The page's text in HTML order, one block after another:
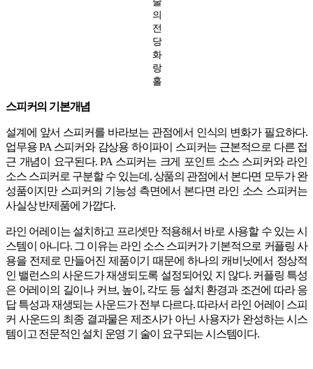
의
전
당
화
랑
홀
스피커의 기본개념
설계에 앞서 스피커를 바라보는 관점에서 인식의 변화가 필요하다.
업무용 PA 스피커와 감상용 하이파이 스피커는 근본적으로 다른 접
근 개념이 요구된다. PA 스피커는 크게 포인트 소스 스피커와 라인
소스 스피커로 구분할 수 있는데, 상품의 관점에서 본다면 모두가 완
성품이지만 스피커의 기능성 측면에서 본다면 라인 소스 스피커는
사실상 반제품에 가깝다.
라인 어레이는 설치하고 프리셋만 적용해서 바로 사용할 수 있는 시
스템이 아니다. 그 이유는 라인 소스 스피커가 기본적으로 커플링 사
용을 전제로 만들어진 제품이기 때문에 하나의 캐비닛에서 정상적
인 밸런스의 사운드가 재생되도록 설정되어있 지 않다. 커플링 특성
은 어레이의 길이나 커브, 높이, 각도 등 설치 환경과 조건에 따라 응
답 특성과 재생되는 사운드가 전부 다르다. 따라서 라인 어레이 스피
커 사운드의 최종 결과물은 제조사가 아닌 사용자가 완성하는 시스
템이고 전문적인 설치 운영 기 술이 요구되는 시스템이다.